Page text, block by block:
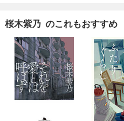
桜木紫乃 のこれもおすすめ